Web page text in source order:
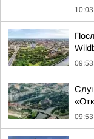
10:03
09:53
09:53